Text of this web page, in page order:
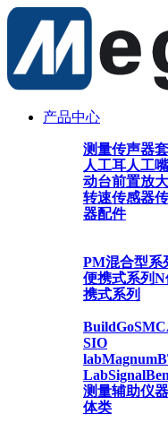
产品中心
测量传声器
人工耳人工嘴
动台前置放
转速传感器
器配件
PM混合型系
便携式系列N
携式系列
BuildGoSMC
SIO
labMagnum
Lab
测量辅助仪器
体类